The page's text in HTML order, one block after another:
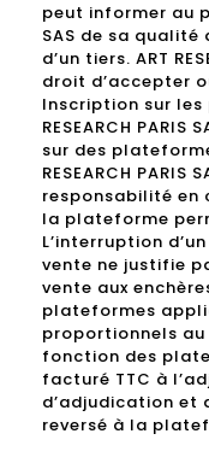
peut informer au
SAS de sa
d’un tiers. ART
droit d’accepter
Inscription sur les
RESEARCH
sur des
RESEARCH
responsabilité en
la plateforme
L’interruption
vente ne justifie
vente aux
plateformes
proportionnels
fonction des
facturé TTC à
d’adjudication et
reversé à la